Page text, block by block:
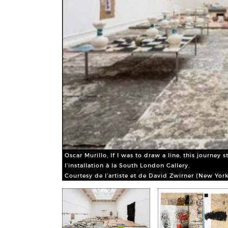
Oscar Murillo, If I was to draw a line, this journey
l’installation à la South London Gallery.
Courtesy de l’artiste et de David Zwirner (New